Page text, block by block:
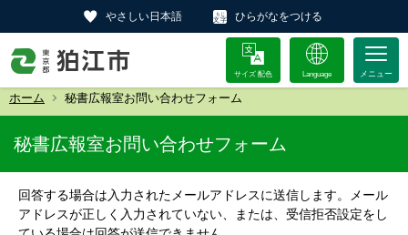
やさしい日本語 ひらがなをつける
サイズ 配色 Language
ホーム 秘書広報室お問い合わせフォーム
秘書広報室お問い合わせフォーム
回答する場合は入力されたメールアドレスに送信します。メール
アドレスが正しく入力されていない、または、受信拒否設定をし